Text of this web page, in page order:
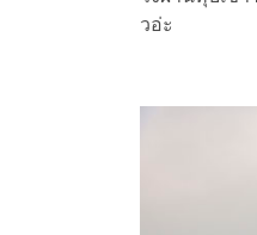
วอ่ะ